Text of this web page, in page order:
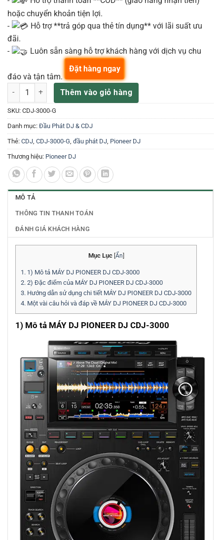
hoặc chuyển khoản tiện lợi.
-
Hỗ trợ **trả góp qua thẻ tín dụng** với lãi suất ưu
đãi.
-
Luôn sẵn sàng hỗ trợ khách hàng với dịch vụ chu
đáo và tận tâm.
MÁY DJ PIONEER DJ CDJ-3000 số lượng
Thêm vào giỏ hàng
Đặt hàng ngay
SKU: CDJ-3000-G
Danh mục: Đầu Phát DJ & CDJ
Thẻ: CDJ CDJ-3000-G đầu phát DJ Pioneer DJ
Thương hiệu: Pioneer DJ
MÔ TẢ
THÔNG TIN THANH TOÁN
ĐÁNH GIÁ KHÁCH HÀNG
Mục Lục Ẩn
1. 1) Mô tả MÁY DJ PIONEER DJ CDJ-3000
2. 2) Đặc điểm của MÁY DJ PIONEER DJ CDJ-3000
3. Hướng dẫn sử dụng chi tiết MÁY DJ PIONEER DJ CDJ-3000
4. Một vài câu hỏi và đáp về MÁY DJ PIONEER DJ CDJ-3000
1) Mô tả MÁY DJ PIONEER DJ CDJ-3000